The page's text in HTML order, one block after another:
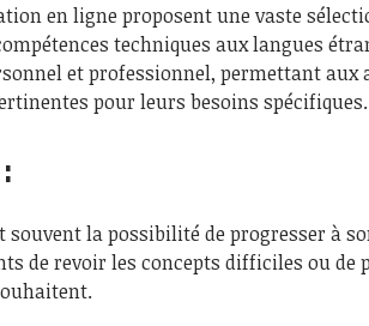
en ligne proposent une vaste
techniques aux langues
et professionnel, permettant aux
pour leurs besoins spécifiques.
souvent la possibilité de progresser à
de revoir les concepts difficiles ou de